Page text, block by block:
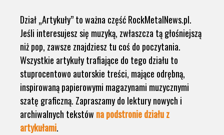
Dział „Artykuły” to ważna część RockMetalNews.pl.
Jeśli interesujesz się muzyką, zwłaszcza tą głośniejszą
niż pop, zawsze znajdziesz tu coś do poczytania.
Wszystkie artykuły trafiające do tego działu to
stuprocentowo autorskie treści, mające odrębną,
inspirowaną papierowymi magazynami muzycznymi
szatę graficzną. Zapraszamy do lektury nowych i
archiwalnych tekstów na podstronie działu z
artykułami.